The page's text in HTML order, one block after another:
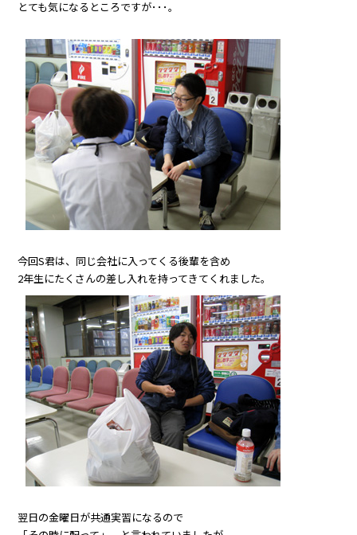
とても気になるところですが･･･。
今回S君は、同じ会社に入ってくる後輩を含め
2年生にたくさんの差し入れを持ってきてくれました。
翌日の金曜日が共通実習になるので